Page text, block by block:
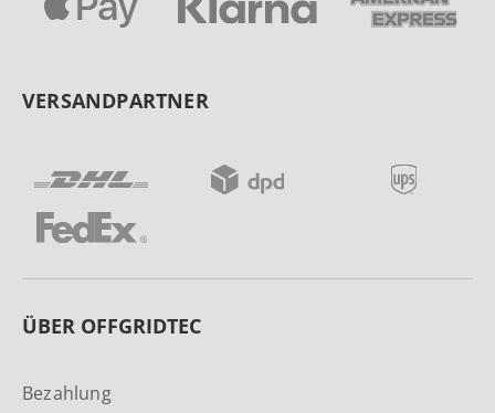
VERSANDPARTNER
ÜBER OFFGRIDTEC
Bezahlung